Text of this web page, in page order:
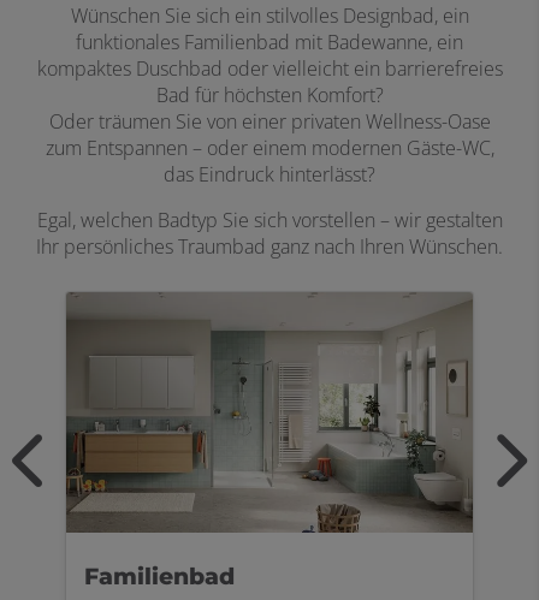
Wünschen Sie sich ein stilvolles Designbad, ein
funktionales Familienbad mit Badewanne, ein
kompaktes Duschbad oder vielleicht ein barrierefreies
Bad für höchsten Komfort?
Oder träumen Sie von einer privaten Wellness-Oase
zum Entspannen – oder einem modernen Gäste-WC,
das Eindruck hinterlässt?
Egal, welchen Badtyp Sie sich vorstellen – wir gestalten
Ihr persönliches Traumbad ganz nach Ihren Wünschen.
Familienbad